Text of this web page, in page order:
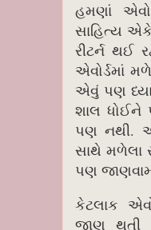
હમણાં
સાહિત્ય
રીટર્ન થઈ
એવોર્ડમાં
એવું પણ
શાલ ધોઈને
પણ નથી.
સાથે મળેલા
પણ
કેટલાક
જાણ થતી